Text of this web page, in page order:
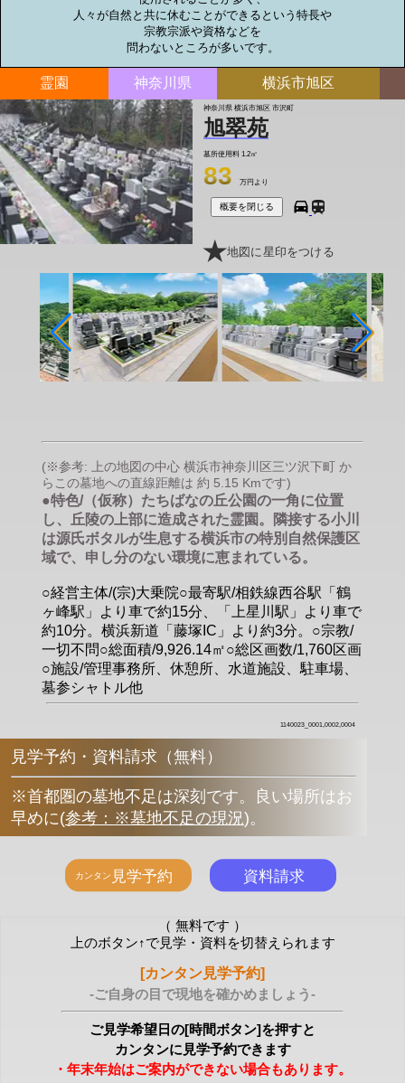
人々が自然と共に休むことができるという特長や
宗教宗派や資格などを
問わないところが多いです。
霊園 神奈川県 横浜市旭区
神奈川県 横浜市旭区 市沢町
旭翠苑
墓所使用料 1.2㎡
83 万円より
概要を閉じる
地図に星印をつける
(※参考: 上の地図の中心 横浜市神奈川区三ツ沢下町 か
らこの墓地への直線距離は 約 5.15 Kmです)
●特色/（仮称）たちばなの丘公園の一角に位置
し、丘陵の上部に造成された霊園。隣接する小川
は源氏ボタルが生息する横浜市の特別自然保護区
域で、申し分のない環境に恵まれている。
○経営主体/(宗)大乗院○最寄駅/相鉄線西谷駅「鶴
ヶ峰駅」より車で約15分、「上星川駅」より車で
約10分。横浜新道「藤塚IC」より約3分。○宗教/
一切不問○総面積/9,926.14㎡○総区画数/1,760区画
○施設/管理事務所、休憩所、水道施設、駐車場、
墓参シャトル他
1140023_0001,0002,0004
見学予約・資料請求（無料）
※首都圏の墓地不足は深刻です。良い場所はお
早めに(参考：※墓地不足の現況)。
（ 無料です ）
上のボタン↑で見学・資料を切替えられます
[カンタン見学予約]
-ご自身の目で現地を確かめましょう-
ご見学希望日の[時間ボタン]を押すと
カンタンに見学予約できます
・年末年始はご案内ができない場合もあります。